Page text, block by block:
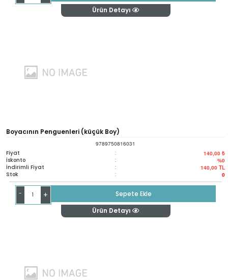
Ürün Detayı
Boyacının Penguenleri (küçük Boy)
9789750816031
Fiyat : 140,00 ₺
İskonto : %0
İndirimli Fiyat : 140,00 TL
Stok : 0
- +
Sepete Ekle
Ürün Detayı